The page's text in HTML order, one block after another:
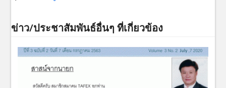
ข่าว/ประชาสัมพันธ์อื่นๆ ที่เกี่ยวข้อง